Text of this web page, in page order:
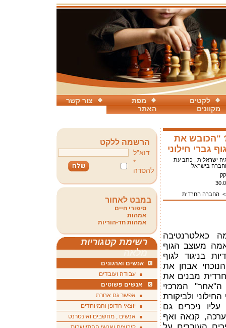
צור קשר
מפת
האתר
לקטים
מקוונים
"הכובש את
גברי חילוני
ישראלית , כתב עת
בישראל
החברה החרדית
כאלטרנטיבה
מעוצב הגוף
בניגוד לגוף
אבחן את
מבנים את
המרכזי
ולביקורת
ניכרים גם
קנאה ואף
הרשמה ללקט
דוא"ל
*
להסרה
במבט לאחור
סיפורי חיים
אמהות
אמהות חד-הוריות
רשימת קטגוריות
מלאה
אנשים וארגונים
עבודה ועובדים
אנשים פשוטים
אפשר גם אחרת
יוצאי הדופן והמיוחדים
אנשים , מחשבים ואינטרנט